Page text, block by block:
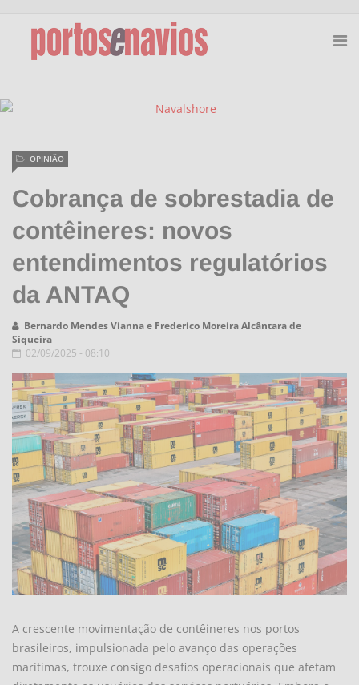
Cobrança de sobrestadia de
contêineres: novos
entendimentos regulatórios
da ANTAQ
Bernardo Mendes Vianna e Frederico Moreira Alcântara de
Siqueira
OPINIÃO
02/09/2025 - 08:10
A crescente movimentação de contêineres nos portos
brasileiros, impulsionada pelo avanço das operações
marítimas, trouxe consigo desafios operacionais que afetam